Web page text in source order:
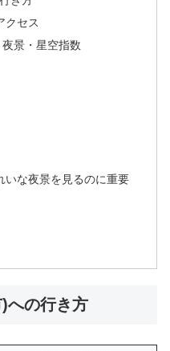
クセス
景・星空指数
いな夜景を見るのに重要
への行き方